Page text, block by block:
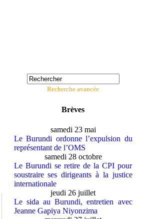
Recherche avancée
Brèves
samedi 23 mai
Le Burundi ordonne l’expulsion du
représentant de l’OMS
samedi 28 octobre
Le Burundi se retire de la CPI pour
soustraire ses dirigeants à la justice
internationale
jeudi 26 juillet
Le sida au Burundi, entretien avec
Jeanne Gapiya Niyonzima